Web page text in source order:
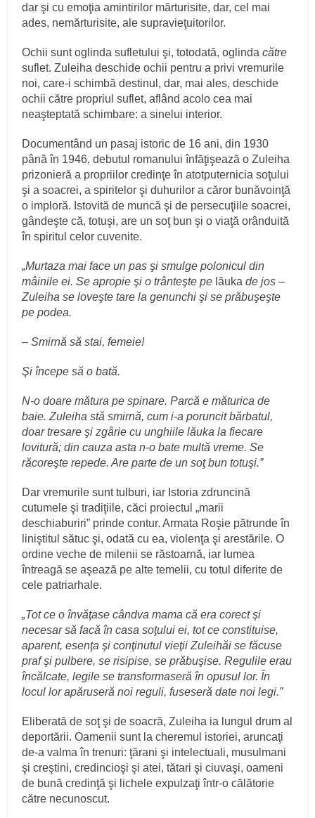
dar şi cu emoţia amintirilor mărturisite, dar, cel mai
ades, nemărturisite, ale supravieţuitorilor.
Ochii sunt oglinda sufletului şi, totodată, oglindacătre
suflet. Zuleiha deschide ochii pentru a privi vremurile
noi, care-i schimbă destinul, dar, mai ales, deschide
ochii către propriul suflet, aflând acolo cea mai
neaşteptată schimbare: a sinelui interior.
Documentând un pasaj istoric de 16 ani, din 1930
până în 1946, debutul romanului înfăţişează o Zuleiha
prizonieră a propriilor credinţe în atotputernicia soţului
şi a soacrei, a spiritelor şi duhurilor a căror bunăvoinţă
o imploră. Istovită de muncă şi de persecuţiile soacrei,
gândeşte că, totuşi, are un soţ bun şi o viaţă orânduită
în spiritul celor cuvenite.
„Murtaza mai face un pas şi smulge polonicul din
mâinile ei. Se apropie şi o trânteşte pe lăuka de jos –
Zuleiha se loveşte tare la genunchi şi se prăbuşeşte
pe podea.
– Smirnă să stai, femeie!
Şi începe să o bată.
N-o doare mătura pe spinare. Parcă e măturica de
baie. Zuleiha stă smirnă, cum i-a poruncit bărbatul,
doar tresare şi zgârie cu unghiile lăuka la fiecare
lovitură; din cauza asta n-o bate multă vreme. Se
răcoreşte repede. Are parte de un soţ bun totuşi.”
Dar vremurile sunt tulburi, iar Istoria zdruncină
cutumele şi tradiţiile, căci proiectul „marii
deschiaburiri” prinde contur. Armata Roşie pătrunde în
liniştitul sătuc şi, odată cu ea, violenţa şi arestările. O
ordine veche de milenii se răstoarnă, iar lumea
întreagă se aşează pe alte temelii, cu totul diferite de
cele patriarhale.
„Tot ce o învăţase cândva mama că era corect şi
necesar să facă în casa soţului ei, tot ce constituise,
aparent, esenţa şi conţinutul vieţii Zuleihăi se făcuse
praf şi pulbere, se risipise, se prăbuşise. Regulile erau
încălcate, legile se transformaseră în opusul lor. În
locul lor apăruseră noi reguli, fuseseră date noi legi.”
Eliberată de soţ şi de soacră, Zuleiha ia lungul drum al
deportării. Oamenii sunt la cheremul istoriei, aruncaţi
de-a valma în trenuri: ţărani şi intelectuali, musulmani
şi creştini, credincioşi şi atei, tătari şi ciuvaşi, oameni
de bună credinţă şi lichele expulzaţi într-o călătorie
către necunoscut.